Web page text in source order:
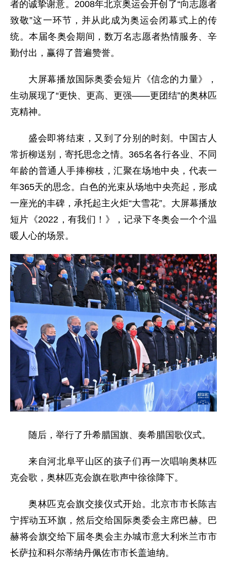
者的诚挚谢意。2008年北京奥运会开创了“向志愿者
致敬”这一环节，并从此成为奥运会闭幕式上的传
统。本届冬奥会期间，数万名志愿者热情服务、辛
勤付出，赢得了普遍赞誉。
大屏幕播放国际奥委会短片《信念的力量》，
生动展现了“更快、更高、更强——更团结”的奥林匹
克精神。
盛会即将结束，又到了分别的时刻。中国古人
常折柳送别，寄托思念之情。365名各行各业、不同
年龄的普通人手捧柳枝，汇聚在场地中央，代表一
年365天的思念。白色的光束从场地中央亮起，形成
一座光的丰碑，承托起主火炬“大雪花”。大屏幕播放
短片《2022，有我们！》，记录下冬奥会一个个温
暖人心的场景。
随后，举行了升希腊国旗、奏希腊国歌仪式。
来自河北阜平山区的孩子们再一次唱响奥林匹
克会歌，奥林匹克会旗在歌声中徐徐降下。
奥林匹克会旗交接仪式开始。北京市市长陈吉
宁挥动五环旗，然后交给国际奥委会主席巴赫。巴
赫将会旗交给下届冬奥会主办城市意大利米兰市市
长萨拉和科尔蒂纳丹佩佐市市长盖迪纳。